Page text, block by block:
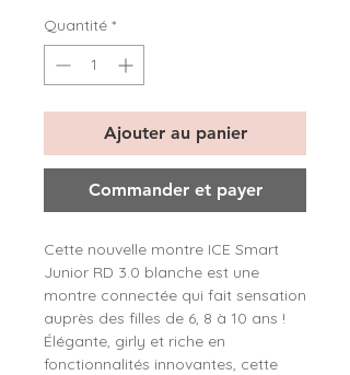
Quantité *
Ajouter au panier
Commander et payer
Cette nouvelle montre ICE Smart
Junior RD 3.0 blanche est une
montre connectée qui fait sensation
auprès des filles de 6, 8 à 10 ans !
Élégante, girly et riche en
fonctionnalités innovantes, cette